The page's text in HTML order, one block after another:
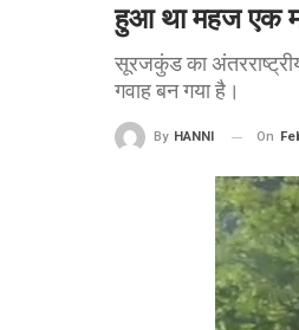
हुआ था महज एक
सूरजकुंड का
गवाह बन गया है।
By HANNI On